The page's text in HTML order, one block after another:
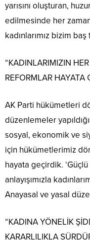
yarısını oluşturan,
edilmesinde her
kadınlarımız bizim
“KADINLARIMIZIN
REFORMLAR HAYATA
AK Parti hükümetleri
düzenlemeler
sosyal, ekonomik ve
için hükümetlerimiz
hayata geçirdik.
anlayışımızla
Anayasal ve yasal
“KADINA YÖNELİK
KARARLILIKLA